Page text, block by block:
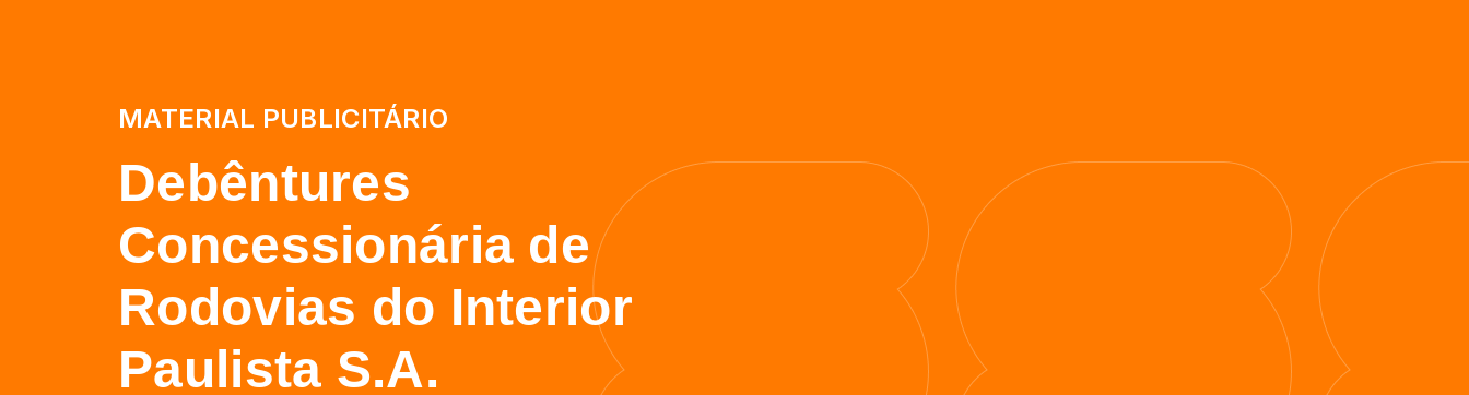
MATERIAL PUBLICITÁRIO
Debêntures
Concessionária de
Rodovias do Interior
Paulista S.A.